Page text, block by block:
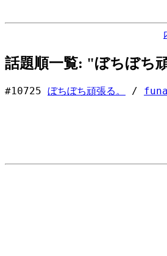
話題順一覧: "ぼちぼち
#10725 ぼちぼち頑張る。 /